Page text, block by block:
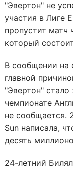
"Эвертон" не
участия в Лиге
пропустит матч
который
В сообщении на
главной
"Эвертон" стало
чемпионате
не сообщается.
Sun написала,
десять
24-летний